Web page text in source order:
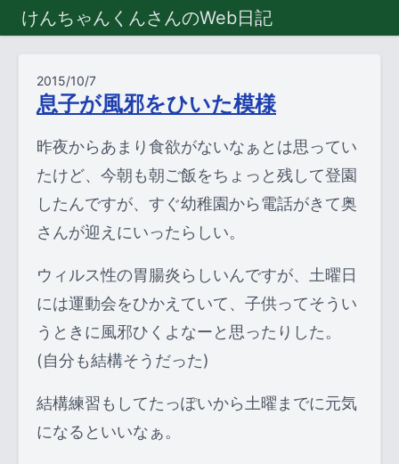
けんちゃんくんさんのWeb日記
2015/10/7
息子が風邪をひいた模様
昨夜からあまり食欲がないなぁとは思ってい
たけど、今朝も朝ご飯をちょっと残して登園
したんですが、すぐ幼稚園から電話がきて奥
さんが迎えにいったらしい。
ウィルス性の胃腸炎らしいんですが、土曜日
には運動会をひかえていて、子供ってそうい
うときに風邪ひくよなーと思ったりした。
(自分も結構そうだった)
結構練習もしてたっぽいから土曜までに元気
になるといいなぁ。